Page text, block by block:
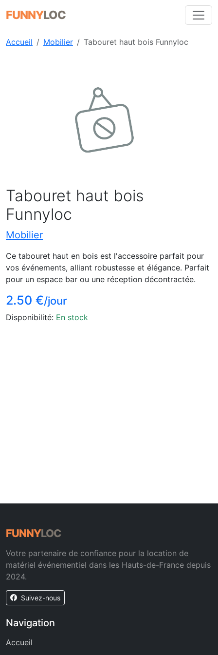
FUNNYLOC
Accueil Mobilier Tabouret haut bois Funnyloc
Tabouret haut bois
Funnyloc
Mobilier
Ce tabouret haut en bois est l'accessoire parfait pour
vos événements, alliant robustesse et élégance. Parfait
pour un espace bar ou une réception décontractée.
2.50 €/jour
Disponibilité: En stock
FUNNYLOC
Votre partenaire de confiance pour la location de
matériel événementiel dans les Hauts-de-France depuis
2024.
Suivez-nous
Navigation
Accueil